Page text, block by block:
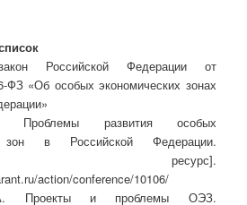
Российской Федерации от
«Об особых экономических зонах
развития особых
зон в Российской Федерации.
ресурс].
action/conference/10106/
Проекты и проблемы ОЭЗ.